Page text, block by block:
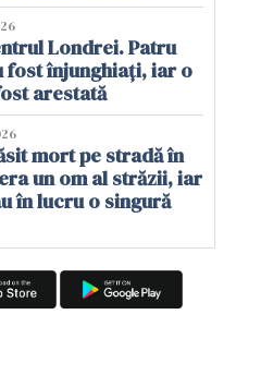
Londrei. Patru
fost înjunghiați, iar o
arestată
mort pe stradă în
un om al străzii, iar
în lucru o singură